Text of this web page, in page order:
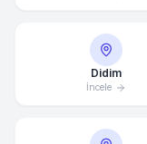
Didim
İncele